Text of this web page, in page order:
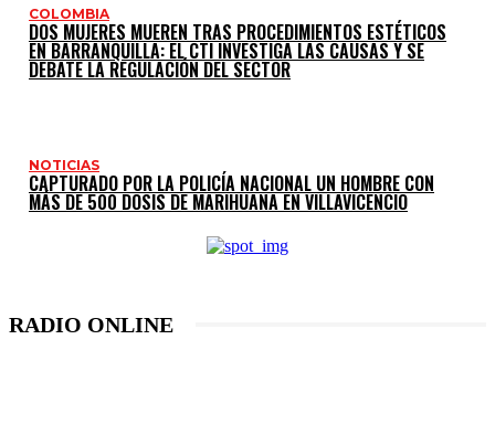
COLOMBIA
DOS MUJERES MUEREN TRAS PROCEDIMIENTOS ESTÉTICOS
EN BARRANQUILLA: EL CTI INVESTIGA LAS CAUSAS Y SE
DEBATE LA REGULACIÓN DEL SECTOR
NOTICIAS
CAPTURADO POR LA POLICÍA NACIONAL UN HOMBRE CON
MÁS DE 500 DOSIS DE MARIHUANA EN VILLAVICENCIO
RADIO ONLINE